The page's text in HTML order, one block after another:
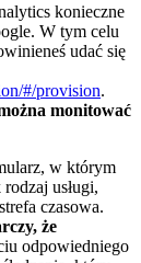
konieczne
W tym celu
udać się
#/provision.
monitować
w którym
usługi,
czasowa.
że
odpowiedniego